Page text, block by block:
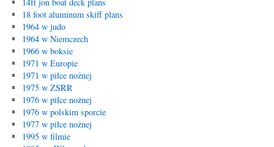
18 foot aluminum skiff plans
1964 w judo
1964 w Niemczech
1966 w boksie
1971 w Europie
1971 w piłce nożnej
1975 w ZSRR
1976 w piłce nożnej
1976 w polskim sporcie
1977 w piłce nożnej
1995 w filmie